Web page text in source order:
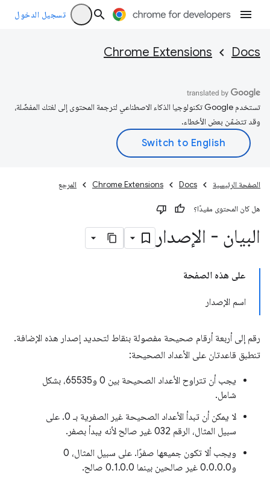
تسجيل الدخول
Docs
Chrome Extensions
تستخدم Google تكنولوجيا الذكاء الاصطناعي لترجمة المحتوى إلى لغتك المفضّلة،
وقد تتضمّن بعض الأخطاء.
الصفحة الرئيسية Docs
Chrome Extensions المرجع
هل كان المحتوى مفيدًا؟
البيان - الإصدار
على هذه الصفحة
اسم الإصدار
رقم إلى أربعة أرقام صحيحة مفصولة بنقاط لتحديد إصدار هذه الإضافة.
تنطبق قاعدتان على الأعداد الصحيحة:
يجب أن تتراوح الأعداد الصحيحة بين 0 و65535، بشكل
شامل.
لا يمكن أن تبدأ الأعداد الصحيحة غير الصفرية بـ 0. على
سبيل المثال، الرقم 032 غير صالح لأنه يبدأ بصفر.
ويجب ألا تكون جميعها صفرًا. على سبيل المثال، 0
و0.0.0.0 غير صالحين بينما 0.1.0.0 صالح.